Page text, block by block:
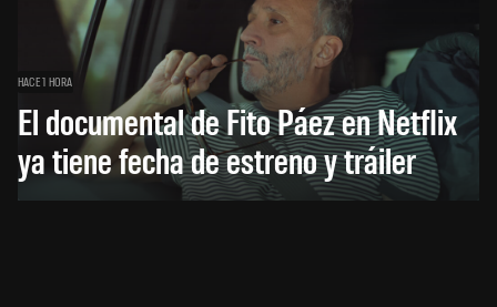
HACE 1 HORA
El documental de Fito Páez en Netflix
ya tiene fecha de estreno y tráiler